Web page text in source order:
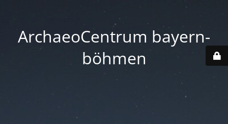
ArchaeoCentrum bayern-
böhmen